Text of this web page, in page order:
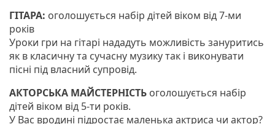
ГІТАРА: оголошується набір дітей віком від 7-ми
років
Уроки гри на гітарі нададуть можливість зануритись
як в класичну та сучасну музику так і виконувати
пісні під власний супровід.
АКТОРСЬКА МАЙСТЕРНІСТЬ оголошується набір
дітей віком від 5-ти років.
У Вас вродині підростає маленька актриса чи актор?